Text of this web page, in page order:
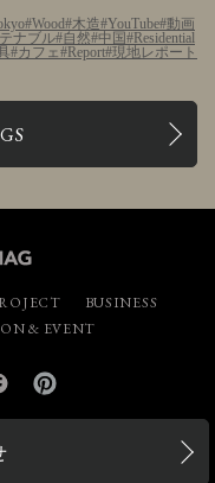
Wood 木造 YouTube 動画
ナブル 自然 中国
Residential
カフェ Report 現地レポート
BUSINESS
& EVENT
Facebook